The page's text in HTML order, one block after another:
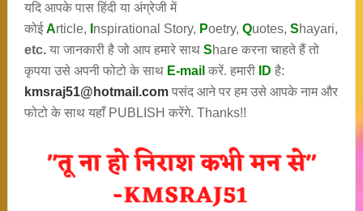
यदि आपके पास हिंदी या अंग्रेजी में
कोईArticle, nspirational Story, Poetry, Quotes, Shayari,
etc.या जानकारी है जो आप हमारे साथ Share करना चाहते हैं तो
कृपया उसे अपनी फोटो के साथ E-mail करें. हमारी ID है:
kmsraj51@hotmail.com पसंद आने पर हम उसे आपके नाम और
फोटो के साथ यहाँ PUBLISH करेंगे. Thanks!!